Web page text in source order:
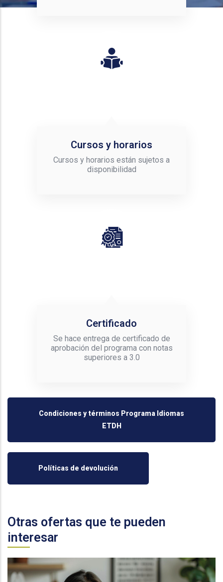
Cursos y horarios
Cursos y horarios están sujetos a
disponibilidad
Certificado
Se hace entrega de certificado de
aprobación del programa con notas
superiores a 3.0
Condiciones y términos Programa Idiomas
ETDH
Políticas de devolución
Otras ofertas que te pueden
interesar